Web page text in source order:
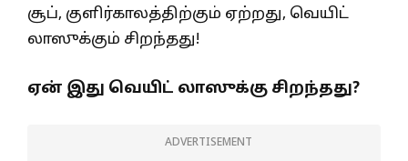
சூப், குளிர்காலத்திற்கும் ஏற்றது, வெயிட்
லாஸுக்கும் சிறந்தது!
ஏன் இது வெயிட் லாஸுக்கு சிறந்தது?
ADVERTISEMENT